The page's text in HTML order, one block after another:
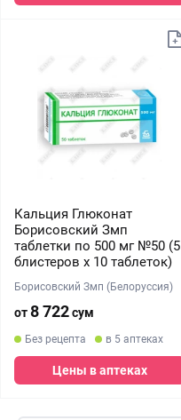
Кальция Глюконат
Борисовский Змп
таблетки по 500 мг №50 (5
блистеров х 10 таблеток)
Борисовский Змп (Белоруссия)
от8 722сум
Без рецепта в 5 аптеках
Цены в аптеках